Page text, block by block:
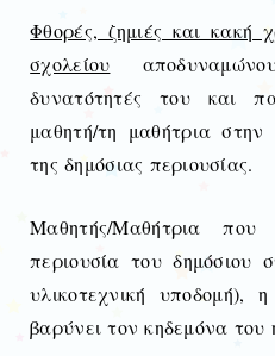
Φθορές, ζημιές και κακή
σχολείου
δυνατότητές του και
μαθητή/τη μαθήτρια
της δημόσιας περιουσίας.
Μαθητής/Μαθήτρια
περιουσία του δημόσιου
υλικοτεχνική υποδομή),
βαρύνει τον κηδεμόνα του